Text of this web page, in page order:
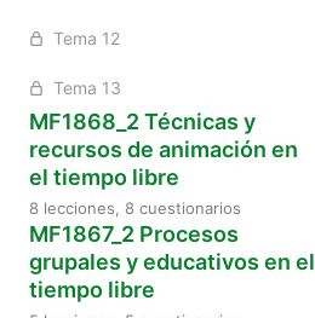
Tema 12
Tema 13
MF1868_2 Técnicas y
recursos de animación en
el tiempo libre
8 lecciones, 8 cuestionarios
MF1867_2 Procesos
grupales y educativos en el
tiempo libre